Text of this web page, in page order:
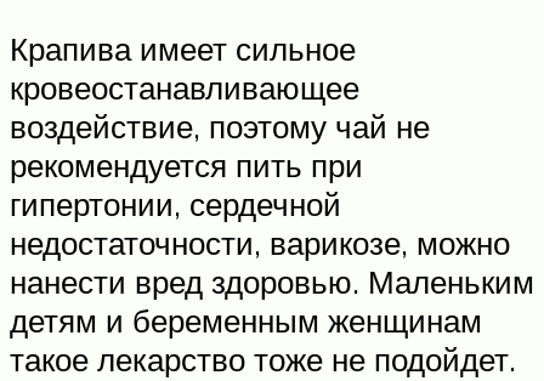
Крапива имеет сильное
кровеостанавливающее
воздействие, поэтому чай не
рекомендуется пить при
гипертонии, сердечной
недостаточности, варикозе, можно
нанести вред здоровью. Маленьким
детям и беременным женщинам
такое лекарство тоже не подойдет.